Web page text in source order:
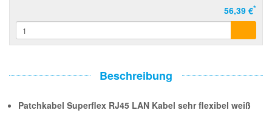
56,39 €*
Beschreibung
Patchkabel Superflex RJ45 LAN Kabel sehr flexibel weiß